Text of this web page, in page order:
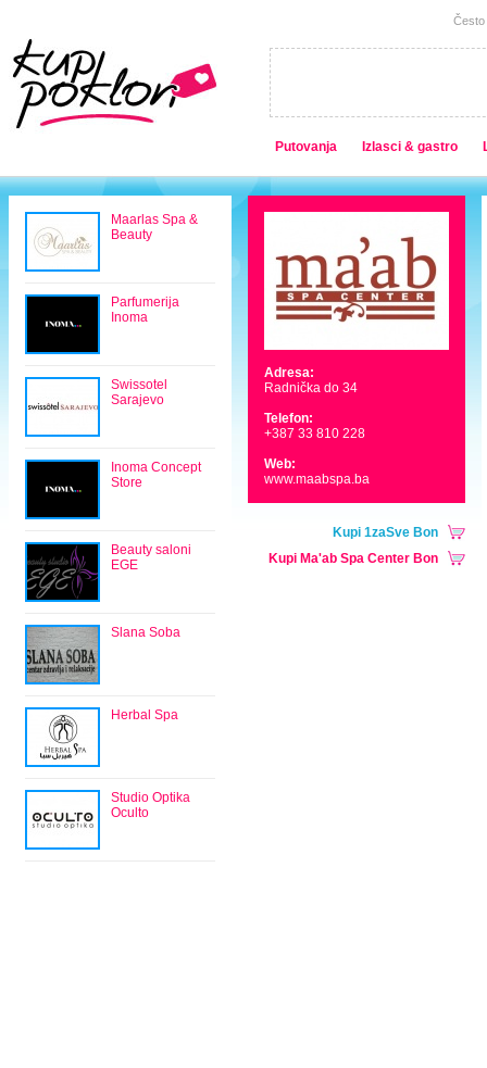
Često
Putovanja Izlasci & gastro
Maarlas Spa &
Beauty
Parfumerija
Inoma
Swissotel
Sarajevo
Inoma Concept
Store
Beauty saloni
EGE
Slana Soba
Herbal Spa
Studio Optika
Oculto
Adresa:
Radnička do 34
Telefon:
+387 33 810 228
Web:
www.maabspa.ba
Kupi 1zaSve Bon
Kupi Ma'ab Spa Center Bon